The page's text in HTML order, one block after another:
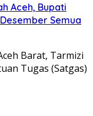
Aceh, Bupati
Semua
Barat, Tarmizi
Tugas (Satgas)